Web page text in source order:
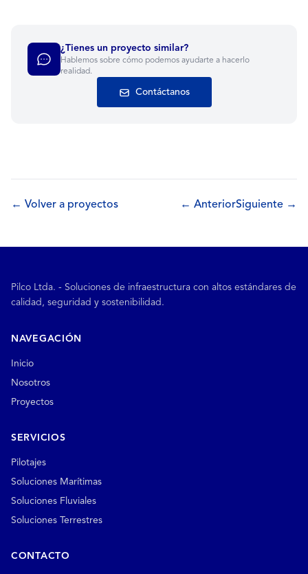
¿Tienes un proyecto similar?
Hablemos sobre cómo podemos ayudarte a hacerlo
realidad.
Contáctanos
← Volver a proyectos ← AnteriorSiguiente →
Pilco Ltda. - Soluciones de infraestructura con altos estándares de
calidad, seguridad y sostenibilidad.
NAVEGACIÓN
Inicio
Nosotros
Proyectos
SERVICIOS
Pilotajes
Soluciones Marítimas
Soluciones Fluviales
Soluciones Terrestres
CONTACTO